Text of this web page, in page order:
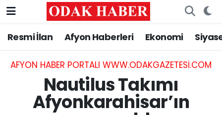
Resmi İlan Afyon Haberleri Ekonomi
AFYON HABER PORTALI WWW.ODAKGAZETESI.COM
Nautilus Takımı
Afyonkarahisar’ın
AFYONKARAHİSAR HABERLERİ
Resmi İlan
ASAYİŞ
Nöbetçi Eczaneler
Hava Durumu
Trafik Durumu